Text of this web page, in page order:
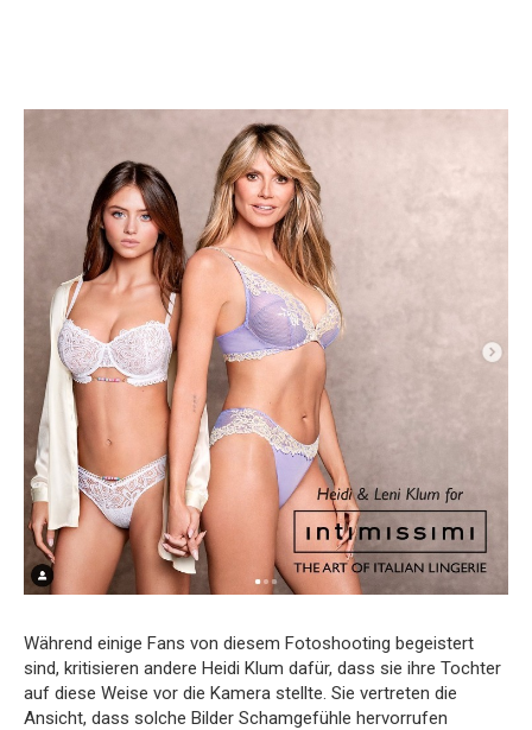
Während einige Fans von diesem Fotoshooting begeistert
sind, kritisieren andere Heidi Klum dafür, dass sie ihre Tochter
auf diese Weise vor die Kamera stellte. Sie vertreten die
Ansicht, dass solche Bilder Schamgefühle hervorrufen